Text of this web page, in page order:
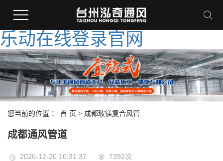
乐动在线登录官网
您当前的位置 ： 首 页 > 成都玻镁复合风管
成都通风管道
2020-12-20 10:31:37 7392次